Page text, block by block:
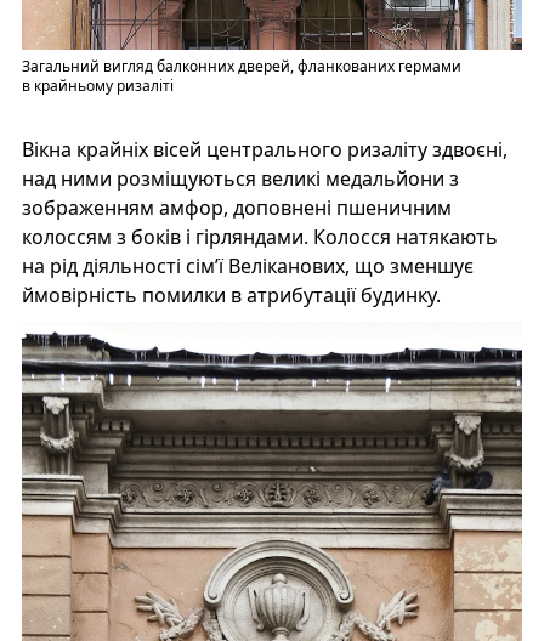
Загальний вигляд балконних дверей, фланкованих гермами
в крайньому ризаліті
Вікна крайніх вісей центрального ризаліту здвоєні,
над ними розміщуються великі медальйони з
зображенням амфор, доповнені пшеничним
колоссям з боків і гірляндами. Колосся натякають
на рід діяльності сім’ї Веліканових, що зменшує
ймовірність помилки в атрибутації будинку.